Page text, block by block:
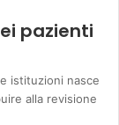
pazienti
istituzioni nasce
alla revisione